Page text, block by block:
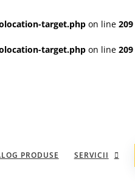
target.php on line 209
target.php on line 209
PRODUSE SERVICII